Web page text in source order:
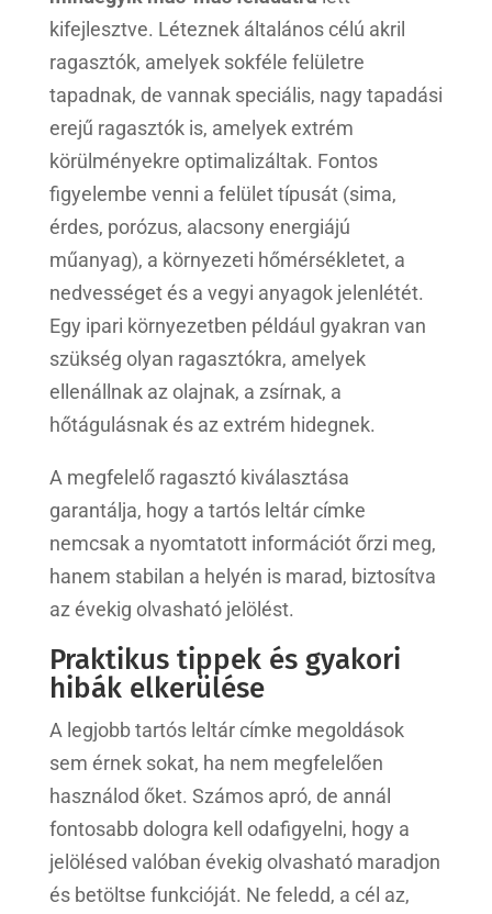
kifejlesztve. Léteznek általános célú akril
ragasztók, amelyek sokféle felületre
tapadnak, de vannak speciális, nagy tapadási
erejű ragasztók is, amelyek extrém
körülményekre optimalizáltak. Fontos
figyelembe venni a felület típusát (sima,
érdes, porózus, alacsony energiájú
műanyag), a környezeti hőmérsékletet, a
nedvességet és a vegyi anyagok jelenlétét.
Egy ipari környezetben például gyakran van
szükség olyan ragasztókra, amelyek
ellenállnak az olajnak, a zsírnak, a
hőtágulásnak és az extrém hidegnek.
A megfelelő ragasztó kiválasztása
garantálja, hogy a tartós leltár címke
nemcsak a nyomtatott információt őrzi meg,
hanem stabilan a helyén is marad, biztosítva
az évekig olvasható jelölést.
Praktikus tippek és gyakori
hibák elkerülése
A legjobb tartós leltár címke megoldások
sem érnek sokat, ha nem megfelelően
használod őket. Számos apró, de annál
fontosabb dologra kell odafigyelni, hogy a
jelölésed valóban évekig olvasható maradjon
és betöltse funkcióját. Ne feledd, a cél az,